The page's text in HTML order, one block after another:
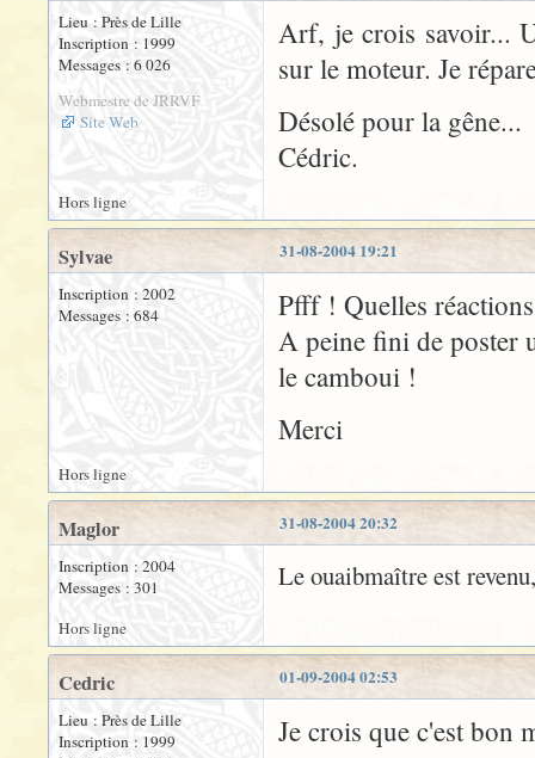
Lieu : Près de Lille
Inscription : 1999
Messages : 6 026
Webmestre de JRRVF
Site Web
Arf, je crois savoir...
sur le moteur. Je
Désolé pour la gêne...
Cédric.
Hors ligne
31-08-2004 19:21
Sylvae
Inscription : 2002
Messages : 684
Pfff ! Quelles
A peine fini de poster
le camboui !
Merci
Hors ligne
31-08-2004 20:32
Maglor
Inscription : 2004
Messages : 301
Le ouaibmaître est
Hors ligne
01-09-2004 02:53
Cedric
Lieu : Près de Lille
Inscription : 1999
Je crois que c'est bon